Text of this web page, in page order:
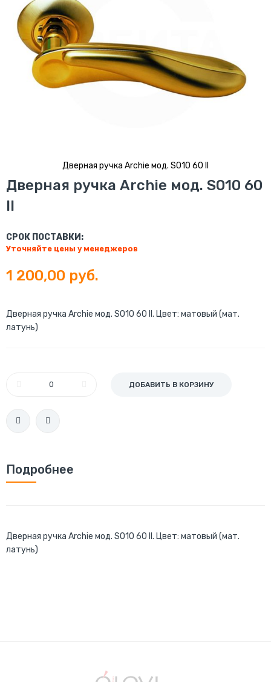
Дверная ручка Archie мод. S010 60 II
Перейти
к
Дверная ручка Archie мод. S010 60
II
СРОК ПОСТАВКИ:
Уточняйте цены у менеджеров
1 200,00 руб.
Дверная ручка Archie мод. S010 60 II. Цвет: матовый (мат.
латунь)
ДОБАВИТЬ В КОРЗИНУ
Подробнее
Дверная ручка Archie мод. S010 60 II. Цвет: матовый (мат.
латунь)